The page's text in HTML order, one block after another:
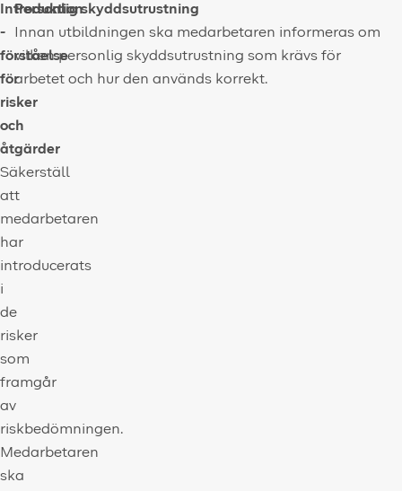
Introduktion
-
förståelse
för
risker
och
åtgärder
Säkerställ
att
medarbetaren
har
introducerats
i
de
risker
som
framgår
av
riskbedömningen.
Medarbetaren
ska
Personlig skyddsutrustning
Innan utbildningen ska medarbetaren informeras om
vilken personlig skyddsutrustning som krävs för
arbetet och hur den används korrekt.